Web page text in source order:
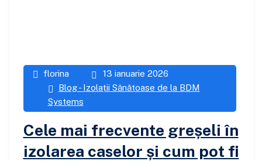
florina
13 ianuarie 2026
Blog - Izolații Sănătoase de la BDM
Systems
Cele mai frecvente greșeli în
izolarea caselor și cum pot fi